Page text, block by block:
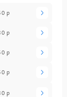
р
р
р
р
р